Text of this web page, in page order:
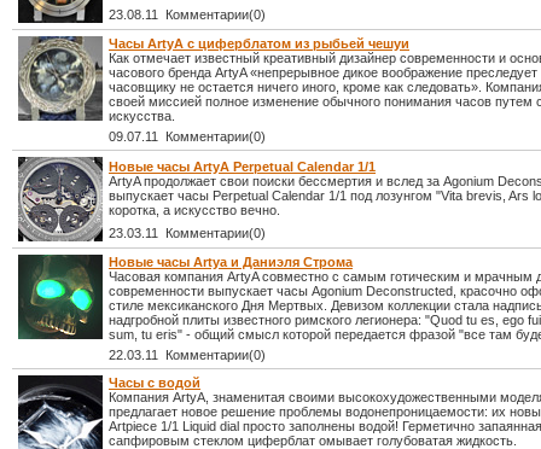
23.08.11 Комментарии(0)
Часы ArtyA с циферблатом из рыбьей чешуи
Как отмечает известный креативный дизайнер современности и
часового бренда ArtyA «непрерывное дикое воображение
часовщику не остается ничего иного, кроме как следовать».
своей миссией полное изменение обычного понимания часов путем
искусства.
09.07.11 Комментарии(0)
Новые часы ArtyA Perpetual Calendar 1/1
ArtyA продолжает свои поиски бессмертия и вслед за Agonium
выпускает часы Perpetual Calendar 1/1 под лозунгом "Vita brevis, Ars
коротка, а искусство вечно.
23.03.11 Комментарии(0)
Новые часы Artya и Даниэля Строма
Часовая компания ArtyA совместно с самым готическим и мрачным
современности выпускает часы Agonium Deconstructed, красочно
стиле мексиканского Дня Мертвых. Девизом коллекции стала
надгробной плиты известного римского легионера: "Quod tu es, ego
sum, tu eris" - общий смысл которой передается фразой "все там
22.03.11 Комментарии(0)
Часы с водой
Компания ArtyA, знаменитая своими высокохудожественными
предлагает новое решение проблемы водонепроницаемости: их
Artpiece 1/1 Liquid dial просто заполнены водой! Герметично
сапфировым стеклом циферблат омывает голубоватая жидкость.